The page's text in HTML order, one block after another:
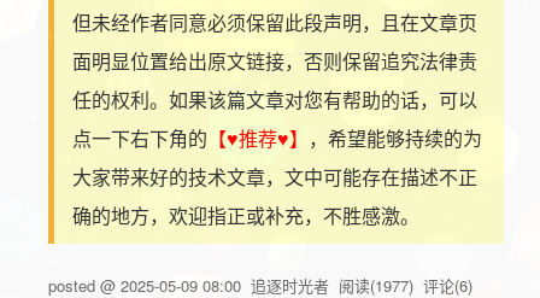
但未经作者同意必须保留此段声明，且在文章页
面明显位置给出原文链接，否则保留追究法律责
任的权利。如果该篇文章对您有帮助的话，可以
点一下右下角的 【♥推荐♥】
，希望能够持续的为
大家带来好的技术文章，文中可能存在描述不正
确的地方，欢迎指正或补充，不胜感激。
posted @ 2025-05-09 08:00 追逐时光者 阅读(1977) 评论(6)